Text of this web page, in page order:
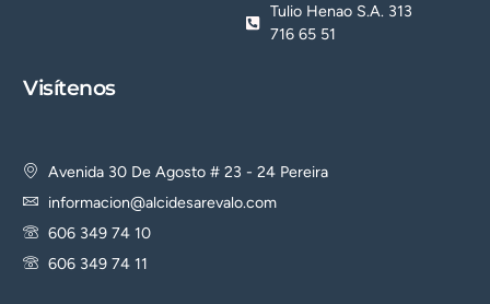
Tulio Henao S.A. 313
716 65 51
Visítenos
Avenida 30 De Agosto # 23 - 24 Pereira
informacion@alcidesarevalo.com
606 349 74 10
606 349 74 11